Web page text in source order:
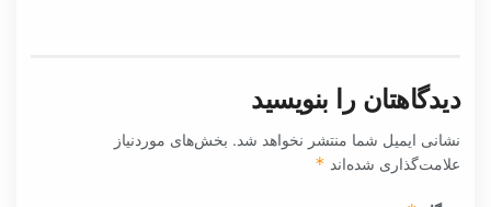
دیدگاهتان را بنویسید
نشانی ایمیل شما منتشر نخواهد شد. بخش‌های موردنیاز
علامت‌گذاری شده‌اند *